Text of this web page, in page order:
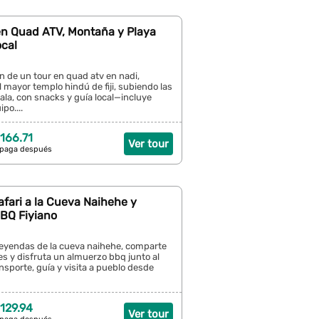
Quad ATV, Montaña y Playa
de un tour en quad atv en nadi,
mayor templo hindú de fiji, subiendo las
con snacks y guía local—incluye
Ver tour
después
a la Cueva Naihehe y
Fiyiano
de la cueva naihehe, comparte
y disfruta un almuerzo bbq junto al
guía y visita a pueblo desde
Ver tour